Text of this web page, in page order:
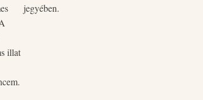
Nem
illat
jegyében.